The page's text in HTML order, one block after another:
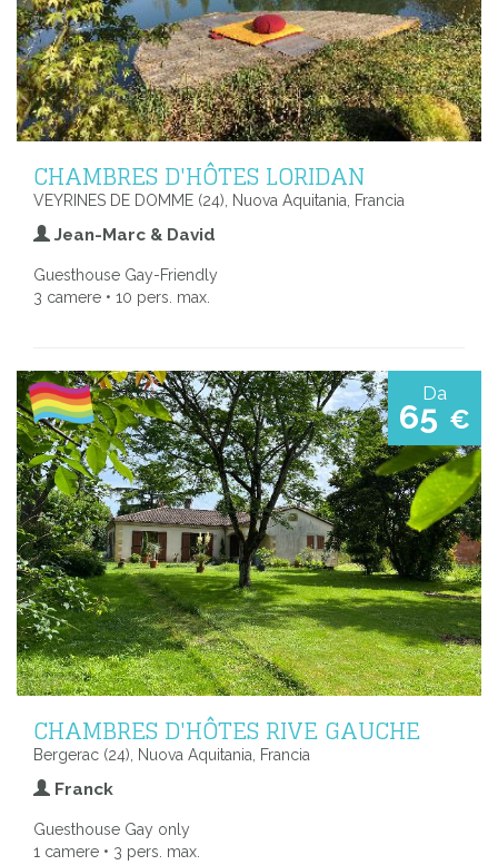
CHAMBRES D'HÔTES LORIDAN
VEYRINES DE DOMME (24), Nuova Aquitania, Francia
Jean-Marc & David
Guesthouse Gay-Friendly
3 camere • 10 pers. max.
Da
65 €
CHAMBRES D'HÔTES RIVE GAUCHE
Bergerac (24), Nuova Aquitania, Francia
Franck
Guesthouse Gay only
1 camere • 3 pers. max.